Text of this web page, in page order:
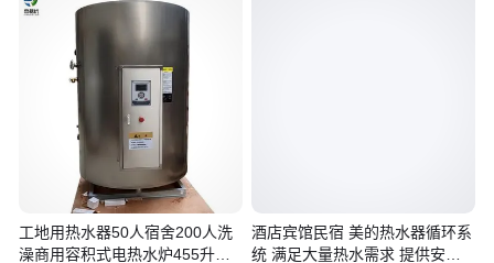
工地用热水器50人宿舍200人洗
澡商用容积式电热水炉455升大
酒店宾馆民宿 美的热水器循环系
统 满足大量热水需求 提供安装